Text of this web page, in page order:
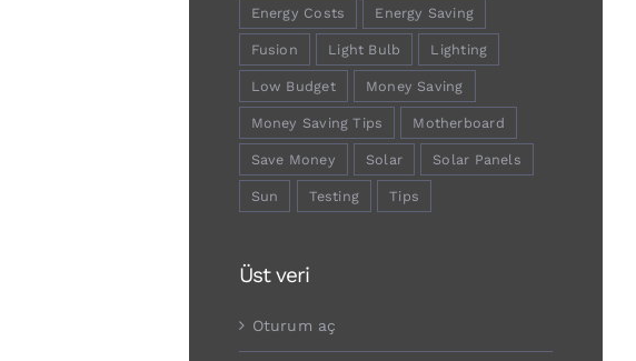
Energy Costs Energy Saving
Fusion Light Bulb Lighting
Low Budget Money Saving
Money Saving Tips Motherboard
Save Money Solar Solar Panels
Sun Testing Tips
Üst veri
Oturum aç